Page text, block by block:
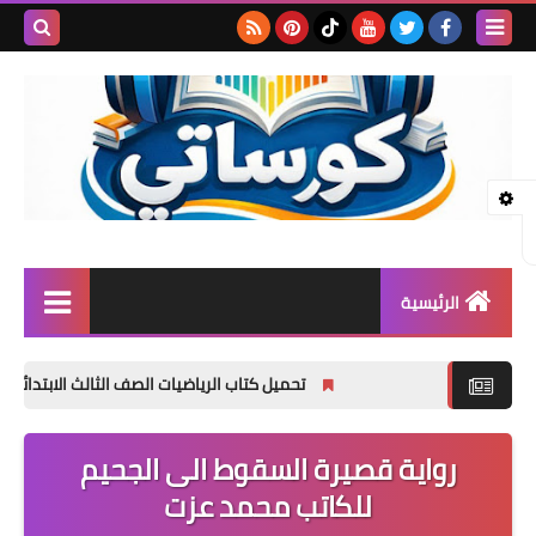
الرئيسية
المرحلة الثانوية
تأسيس حضانة
تحميل كتاب الرياضيات الصف الثالث الابتدائي الترم الأول 2027 PDF | المنهج الجديد الرسمي
رواية قصيرة السقوط الى الجحيم
للكاتب محمد عزت